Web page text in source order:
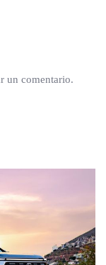
un comentario.